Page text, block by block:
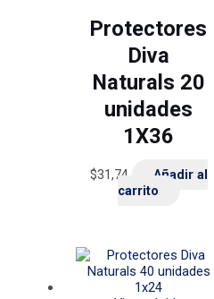
Protectores
Diva
Naturals 20
unidades
1X36
$31,74
Añadir al
carrito